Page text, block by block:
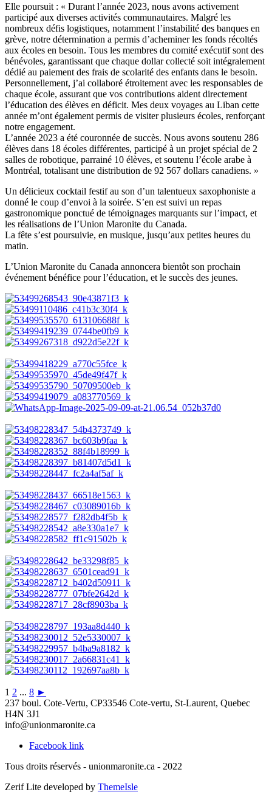
Elle poursuit : « Durant l’année 2023, nous avons activement
participé aux diverses activités communautaires. Malgré les
nombreux défis logistiques, notamment l’instabilité des banques en
grève, notre détermination a permis d’acheminer les fonds récoltés
aux écoles en besoin. Tous les membres du comité exécutif sont des
bénévoles, garantissant que chaque dollar collecté soit intégralement
dédié au paiement des frais de scolarité des enfants dans le besoin.
Personnellement, j’ai collaboré étroitement avec les responsables de
chaque école, assurant que vos contributions aident directement
l’éducation des élèves en déficit. Mes deux voyages au Liban cette
année m’ont également permis de visiter plusieurs écoles, renforçant
notre engagement.
L’année 2023 a été couronnée de succès. Nous avons soutenu 286
élèves dans 18 écoles différentes, participé à un projet spécial de 2
salles de robotique, parrainé 10 élèves, et soutenu l’école arabe à
Montréal, totalisant une distribution de 92 567 dollars canadiens. »
Un délicieux cocktail festif au son d’un talentueux saxophoniste a
donné le coup d’envoi à la soirée. S’en est suivi un repas
gastronomique ponctué de témoignages marquants sur l’impact, et
les réalisations de l’Union Maronite du Canada.
La fête s’est poursuivie, en musique, jusqu’aux petites heures du
matin.
L’Union Maronite du Canada annoncera bientôt son prochain
événement bénéfice pour l’éducation, et le succès des jeunes.
1 2 ... 8 ►
237 boul. Cote-Vertu, CP33546 Cote-vertu, St-Laurent, Quebec
H4N 3J1
info@unionmaronite.ca
Facebook link
Tous droits réservés - unionmaronite.ca - 2022
Zerif Lite developed by ThemeIsle